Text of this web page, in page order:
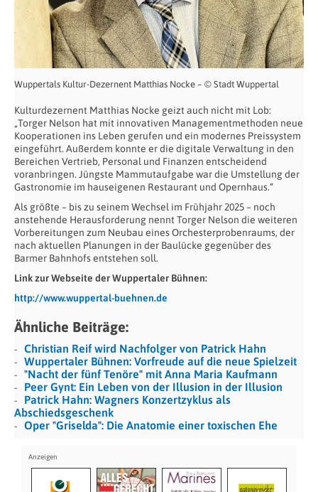
Wuppertals Kultur-Dezernent Matthias Nocke – © Stadt Wuppertal
Kulturdezernent Matthias Nocke geizt auch nicht mit Lob:
„Torger Nelson hat mit innovativen Managementmethoden neue
Kooperationen ins Leben gerufen und ein modernes Preissystem
eingeführt. Außerdem konnte er die digitale Verwaltung in den
Bereichen Vertrieb, Personal und Finanzen entscheidend
voranbringen. Jüngste Mammutaufgabe war die Umstellung der
Gastronomie im hauseigenen Restaurant und Opernhaus.“
Als größte – bis zu seinem Wechsel im Frühjahr 2025 – noch
anstehende Herausforderung nennt Torger Nelson die weiteren
Vorbereitungen zum Neubau eines Orchesterprobenraums, der
nach aktuellen Planungen in der Baulücke gegenüber des
Barmer Bahnhofs entstehen soll.
Link zur Webseite der Wuppertaler Bühnen:
http://www.wuppertal-buehnen.de
Ähnliche Beiträge:
Christian Reif wird Nachfolger von Patrick Hahn
Wuppertaler Bühnen: Vorfreude auf die neue Spielzeit
"Nacht der fünf Tenöre" mit Anna Maria Kaufmann
Peer Gynt: Ein Leben von der Illusion in der Illusion
Patrick Hahn: Wagners Konzertzyklus als
Abschiedsgeschenk
Oper "Griselda": Die Anatomie einer toxischen Ehe